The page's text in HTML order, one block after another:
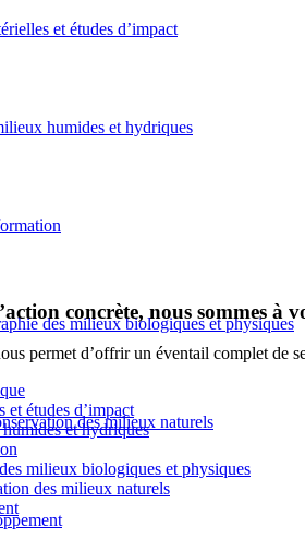
et études d’impact
humides et hydriques
des milieux biologiques et physiques
des milieux naturels
concrète, nous sommes à
permet d’offrir un éventail complet de
études d’impact
et hydriques
milieux biologiques et physiques
des milieux naturels